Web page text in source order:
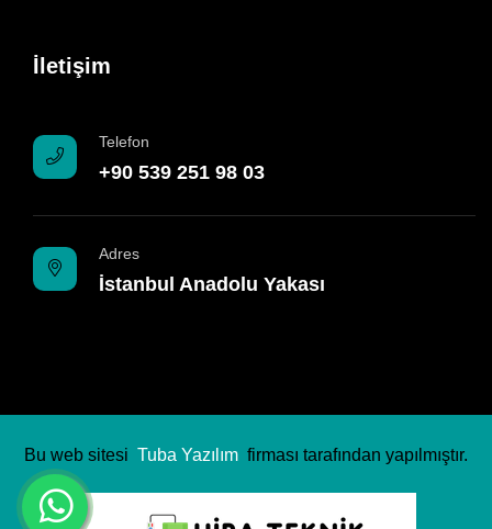
İletişim
Telefon
+90 539 251 98 03
Adres
İstanbul Anadolu Yakası
Bu web sitesi Tuba Yazılım firması tarafından yapılmıştır.